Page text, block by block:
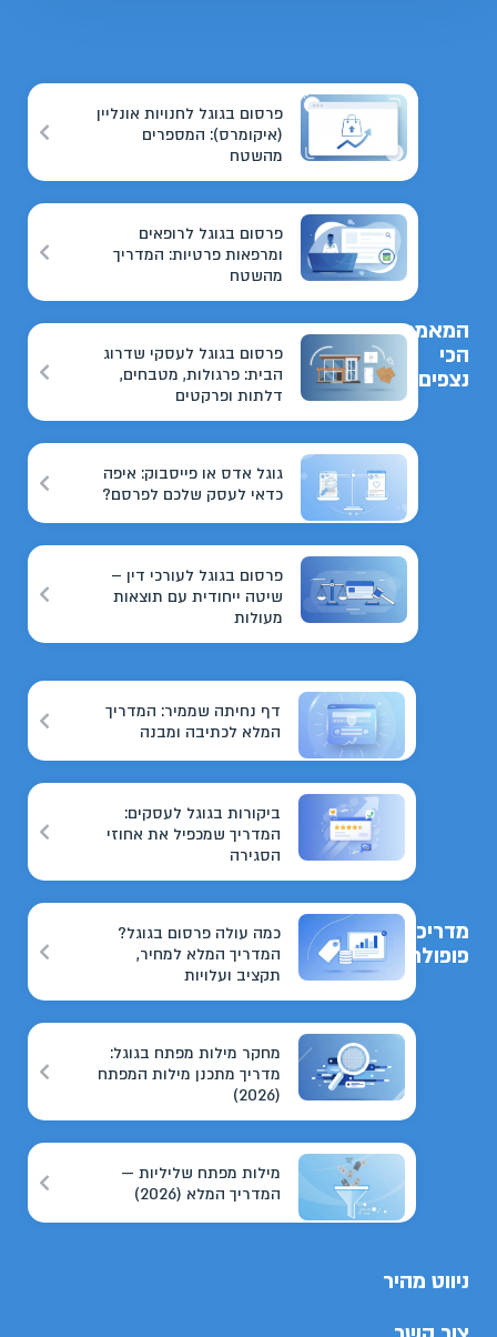
המאמרים
הכי
נצפים
פרסום בגוגל לחנויות אונליין
(איקומרס): המספרים
מהשטח
פרסום בגוגל לרופאים
ומרפאות פרטיות: המדריך
מהשטח
פרסום בגוגל לעסקי שדרוג
הבית: פרגולות, מטבחים,
דלתות ופרקטים
גוגל אדס או פייסבוק: איפה
כדאי לעסק שלכם לפרסם?
פרסום בגוגל לעורכי דין –
שיטה ייחודית עם תוצאות
מעולות
מדריכים
פופולריים
דף נחיתה שממיר: המדריך
המלא לכתיבה ומבנה
ביקורות בגוגל לעסקים:
המדריך שמכפיל את אחוזי
הסגירה
כמה עולה פרסום בגוגל?
המדריך המלא למחיר,
תקציב ועלויות
מחקר מילות מפתח בגוגל:
מדריך מתכנן מילות המפתח
(2026)
מילות מפתח שליליות —
המדריך המלא (2026)
ניווט מהיר